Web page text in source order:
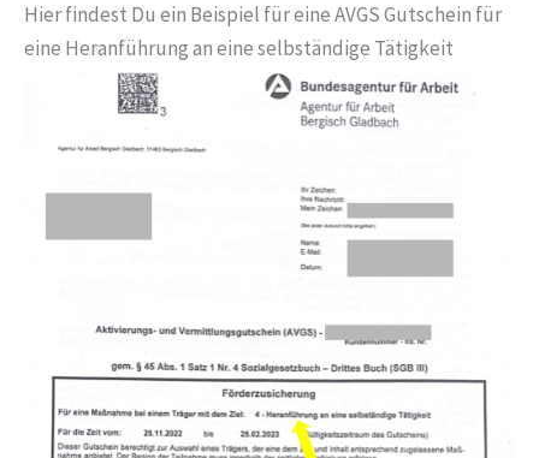
Hier findest Du ein Beispiel für eine AVGS Gutschein für
eine Heranführung an eine selbständige Tätigkeit